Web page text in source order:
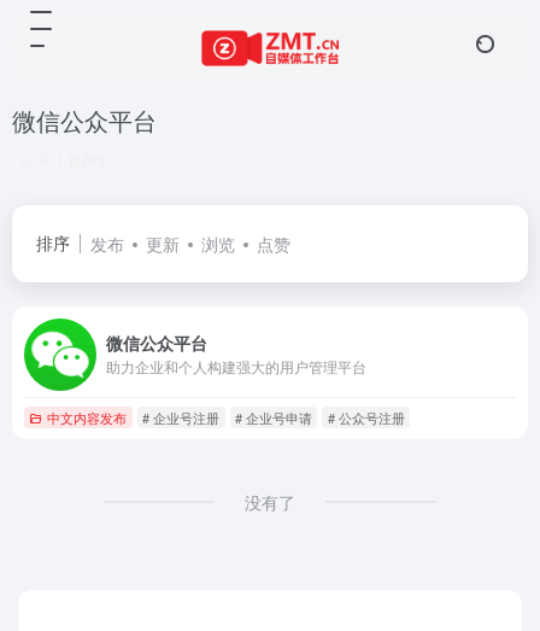
微信公众平台
排序 发布 更新 浏览 点赞
微信公众平台
助力企业和个人构建强大的用户管理平台
中文内容发布 # 企业号注册 # 企业号申请 # 公众号注册
没有了